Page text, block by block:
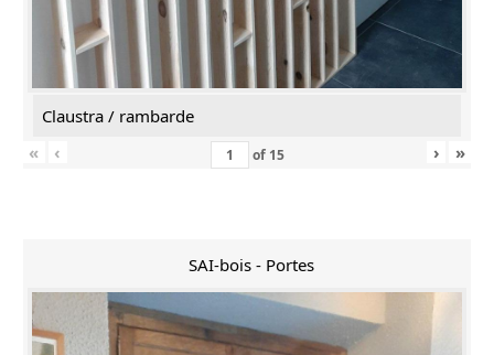
Claustra / rambarde
«
‹ of 15 › »
SAI-bois - Portes